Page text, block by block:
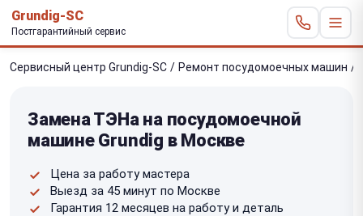
Grundig-SC
Постгарантийный сервис
Сервисный центр Grundig-SC / Ремонт посудомоечных машин /
Замена ТЭНа на посудомоечной
машине Grundig в Москве
Цена за работу мастера
Выезд за 45 минут по Москве
Гарантия 12 месяцев на работу и деталь